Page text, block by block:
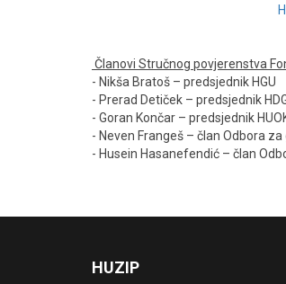
Članovi Stručnog povjerenstva
- Nikša Bratoš – predsjednik HGU
- Prerad Detiček – predsjednik
- Goran Končar – predsjednik
- Neven Frangeš – član Odbora za
- Husein Hasanefendić – član
HUZIP